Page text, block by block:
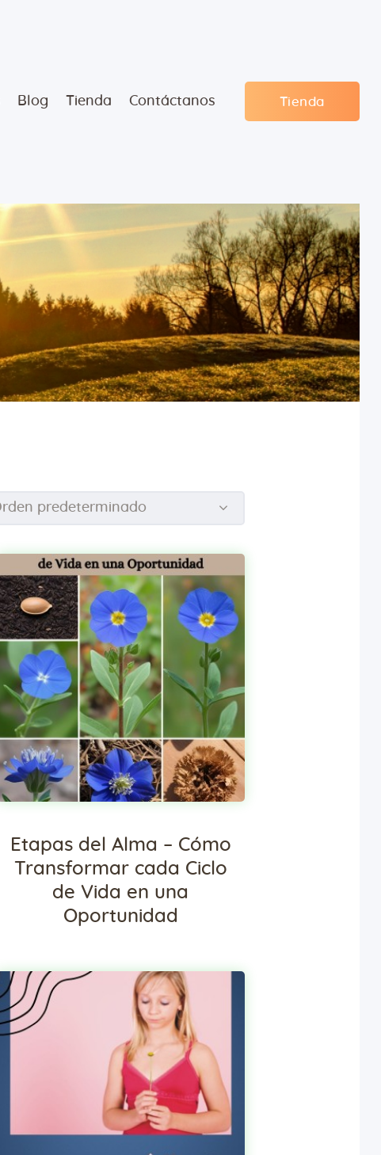
Blog Tienda Contáctanos Tienda
Etapas del Alma – Cómo
Transformar cada Ciclo
de Vida en una
Oportunidad